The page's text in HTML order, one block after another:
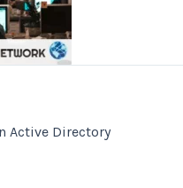
Active Directory